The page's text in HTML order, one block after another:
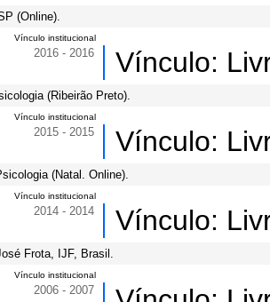
(Online).
Vínculo institucional
2016 - 2016 Vínculo:
(Ribeirão Preto).
Vínculo institucional
2015 - 2015 Vínculo:
(Natal. Online).
Vínculo institucional
2014 - 2014 Vínculo:
Frota, IJF, Brasil.
Vínculo institucional
2006 - 2007